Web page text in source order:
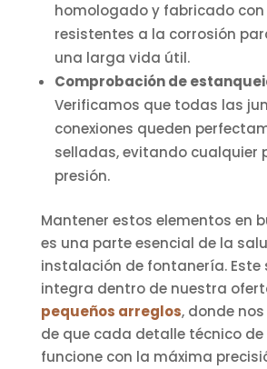
homologado y fabricado
resistentes a la corrosión
una larga vida útil.
Comprobación de
Verificamos que todas las
conexiones queden
selladas, evitando cualquier
presión.
Mantener estos elementos en
es una parte esencial de la
instalación de fontanería. Este
integra dentro de nuestra
pequeños arreglos, donde
de que cada detalle técnico
funcione con la máxima